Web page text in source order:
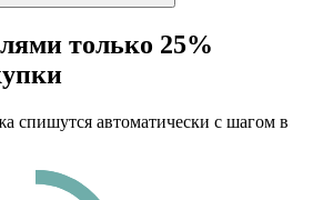
только 25%
спишутся автоматически с шагом в